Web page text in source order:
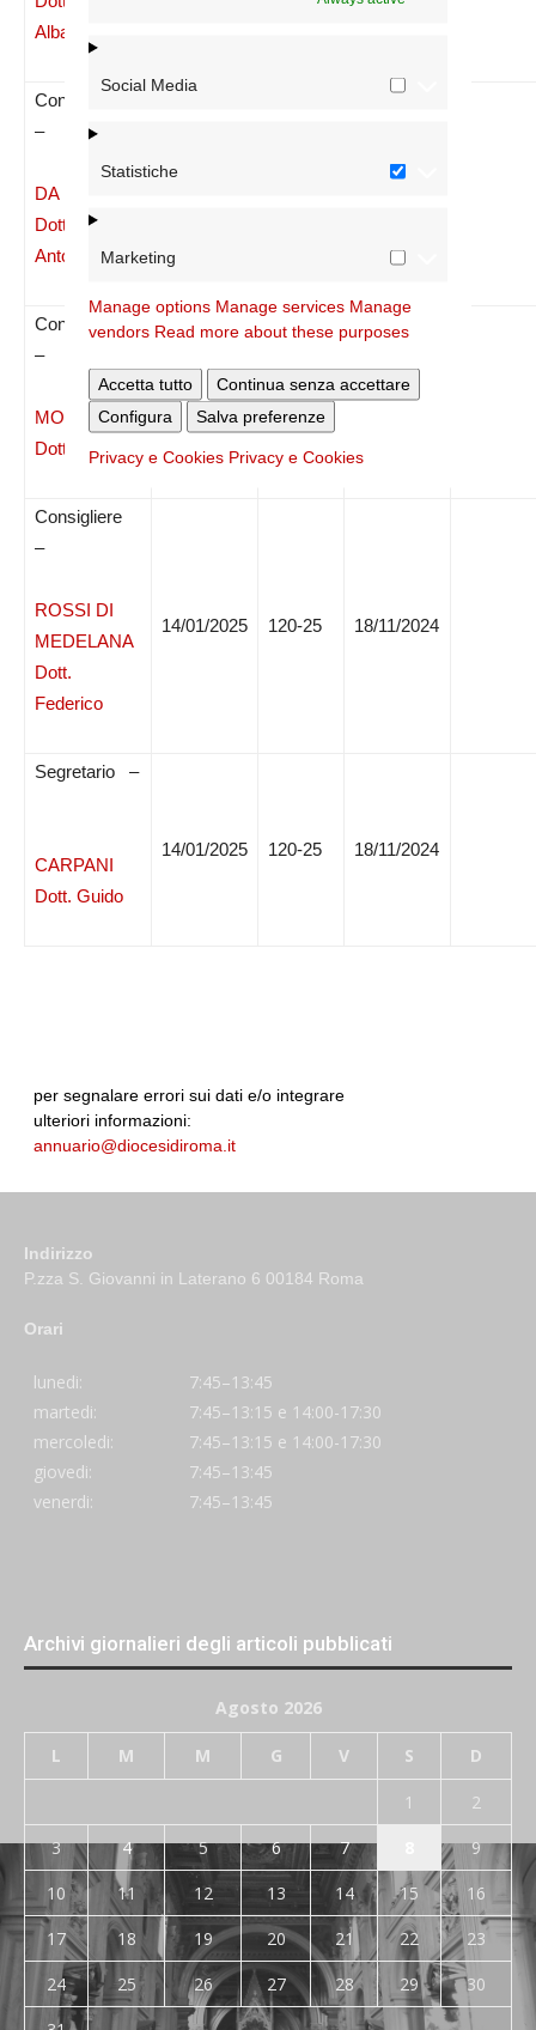
Social Media
Statistiche
Marketing
Manage options Manage services Manage
vendors Read more about these purposes
Accetta tutto
Continua senza accettare
Configura
Salva preferenze
Privacy e Cookies Privacy e Cookies
Albarosa
Consigliere
–
DA PRA
Dott.ssa
Antonella
Consigliere
–
MOSCHETTI
Dott. Philip
14/01/2025 120-25 18/11/2024
Consigliere
–
ROSSI DI
MEDELANA
Dott.
Federico
14/01/2025 120-25 18/11/2024
Segretario –
CARPANI
Dott. Guido
14/01/2025 120-25 18/11/2024
per segnalare errori sui dati e/o integrare
ulteriori informazioni:
annuario@diocesidiroma.it
Indirizzo
P.zza S. Giovanni in Laterano 6 00184 Roma
Orari
lunedi:
7:45–13:45
martedi:
7:45–13:15 e 14:00-17:30
mercoledi:
7:45–13:15 e 14:00-17:30
giovedi:
7:45–13:45
venerdi:
7:45–13:45
Archivi giornalieri degli articoli pubblicati
Agosto 2026
L M M G V S D
1
2
3
4 5 6 7
9
10
11 12 13 14 15
16
17
18 19 20 21 22
23
24
25 26 27 28 29
30